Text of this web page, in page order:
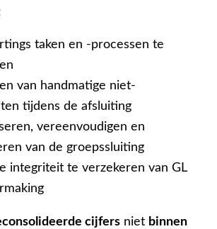
taken en -processen te
van handmatige niet-
tijdens de afsluiting
vereenvoudigen en
van de groepssluiting
integriteit te verzekeren van GL
cijfers niet binnen